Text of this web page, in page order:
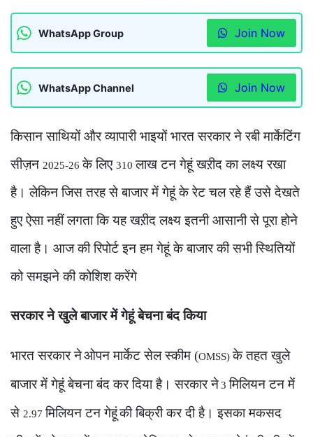
WhatsApp Group Join Now
WhatsApp Channel Join Now
किसान साथियों और व्यापारी भाइयों भारत सरकार ने रबी मार्केटिंग
सीज़न 2025-26के लिए 310लाख टन गेहूं खऱीद का लक्ष्य रखा
है। लेकिन जिस तरह से बाजार में गेहूं के रेट चल रहे हैं उसे देखते
हुए ऐसा नहीं लगता कि यह खऱीद लक्ष्य इतनी आसानी से पूरा होने
वाला है। आज की रिपोर्ट इन हम गेहूं केबाजार की सभी स्थितियों
को समझने की कोशिश करेंगे
सरकार ने खुले बाजार में गेहूं बेचना बंद किया
भारत सरकार नेओपन मार्केट सेल स्कीम (OMSS)के तहत खुले
बाजार में गेहूं बेचना बंद कर दिया है। सरकार ने3मिलियन टन में
से 2.97मिलियन टन गेहूंकी बिक्री कर दी है। इसका मकसद